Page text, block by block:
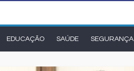
EDUCAÇÃO SAÚDE SEGURANÇA